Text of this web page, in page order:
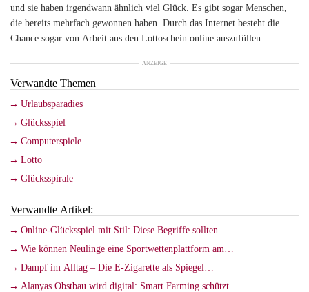
und sie haben irgendwann ähnlich viel Glück. Es gibt sogar Menschen,
die bereits mehrfach gewonnen haben. Durch das Internet besteht die
Chance sogar von Arbeit aus den Lottoschein online auszufüllen.
ANZEIGE
Verwandte Themen
Urlaubsparadies
Glücksspiel
Computerspiele
Lotto
Glücksspirale
Verwandte Artikel:
Online-Glücksspiel mit Stil: Diese Begriffe sollten…
Wie können Neulinge eine Sportwettenplattform am…
Dampf im Alltag – Die E-Zigarette als Spiegel…
Alanyas Obstbau wird digital: Smart Farming schützt…